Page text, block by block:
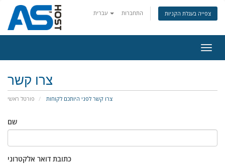
התחברות צפייה בעגלת הקניות
ניווט
צרו קשר
פורטל ראשי צרו קשר לפני היותכם לקוחות
שם
כתובת דואר אלקטרוני